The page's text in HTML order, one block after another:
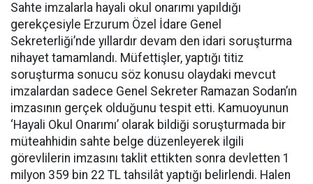
Sahte imzalarla hayali okul onarımı yapıldığı
gerekçesiyle Erzurum Özel İdare Genel
Sekreterliği’nde yıllardır devam den idari soruşturma
nihayet tamamlandı. Müfettişler, yaptığı titiz
soruşturma sonucu söz konusu olaydaki mevcut
imzalardan sadece Genel Sekreter Ramazan Sodan’ın
imzasının gerçek olduğunu tespit etti. Kamuoyunun
‘Hayali Okul Onarımı’ olarak bildiği soruşturmada bir
müteahhidin sahte belge düzenleyerek ilgili
görevlilerin imzasını taklit ettikten sonra devletten 1
milyon 359 bin 22 TL tahsilât yaptığı belirlendi. Halen